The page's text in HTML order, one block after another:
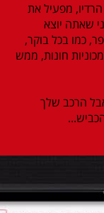
מפעיל את
שאתה יוצא
כמו בכל בוקר,
מבין שתי מכוניות חונות, ממש
הרכב שלך